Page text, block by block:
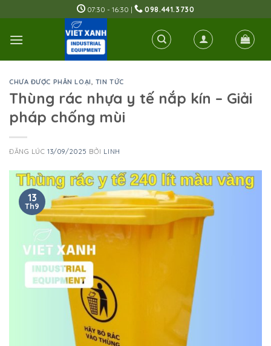
to
content
07:30 - 16:30 | 098.441.3730
CHƯA ĐƯỢC PHÂN LOẠI, TIN TỨC
Thùng rác nhựa y tế nắp kín – Giải
pháp chống mùi
ĐĂNG LÚC13/09/2025 BỞI LINH
13
Th9